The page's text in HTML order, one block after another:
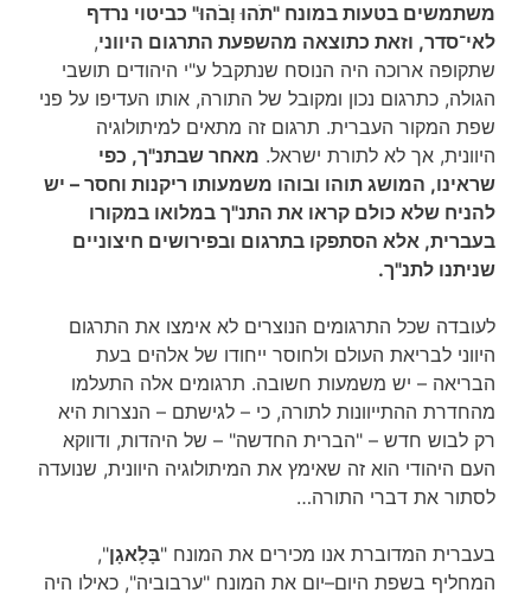
משתמשים בטעות במונח "תֹהוּ וָבֹהוּ" כביטוי נרדף
לאי־סדר, וזאת כתוצאה מהשפעת התרגום היווני,
שתקופה ארוכה היה הנוסח שנתקבל ע"י היהודים תושבי
הגולה, כתרגום נכון ומקובל של התורה, אותו העדיפו על פני
שפת המקור העברית. תרגום זה מתאים למיתולוגיה
היוונית, אך לא לתורת ישראל. מאחר שבתנ"ך, כפי
שראינו, המושג תוהו ובוהו משמעותו ריקנות וחסר – יש
להניח שלא כולם קראו את התנ"ך במלואו במקורו
בעברית, אלא הסתפקו בתרגום ובפירושים חיצוניים
שניתנו לתנ"ך.
לעובדה שכל התרגומים הנוצרים לא אימצו את התרגום
היווני לבריאת העולם ולחוסר ייחודו של אלהים בעת
הבריאה – יש משמעות חשובה. תרגומים אלה התעלמו
מהחדרת ההתייוונות לתורה, כי – לגישתם – הנצרות היא
רק לבוש חדש – "הברית החדשה" – של היהדות, ודווקא
העם היהודי הוא זה שאימץ את המיתולוגיה היוונית, שנועדה
לסתור את דברי התורה…
בעברית המדוברת אנו מכירים את המונח "בָּלָאגָן",
המחליף בשפת היום–יום את המונח "ערבוביה", כאילו היה